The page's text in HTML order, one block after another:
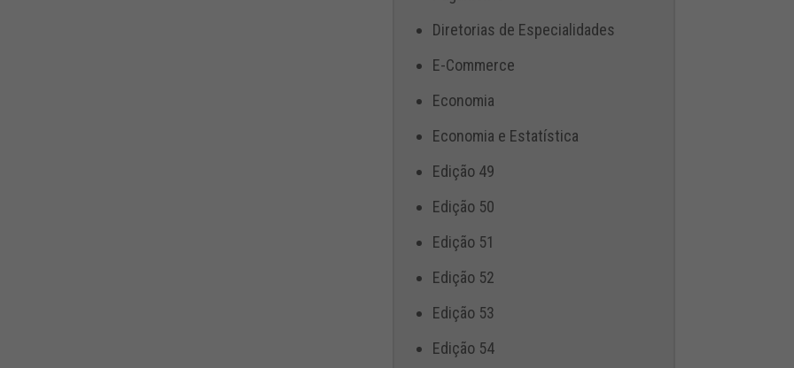
Diretorias de Especialidades
E-Commerce
Economia
Economia e Estatística
Edição 49
Edição 50
Edição 51
Edição 52
Edição 53
Edição 54